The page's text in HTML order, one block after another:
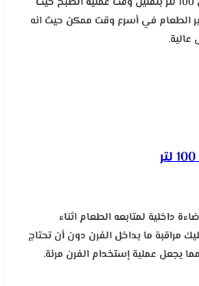
الطعام في أسرع وقت ممكن حيث انه
عالية.
داخلية لمتابعه الطعام اثناء
مراقبة ما بداخل الفرن دون أن تحتاج
يجعل عملية إستخدام الفرن مرنة.